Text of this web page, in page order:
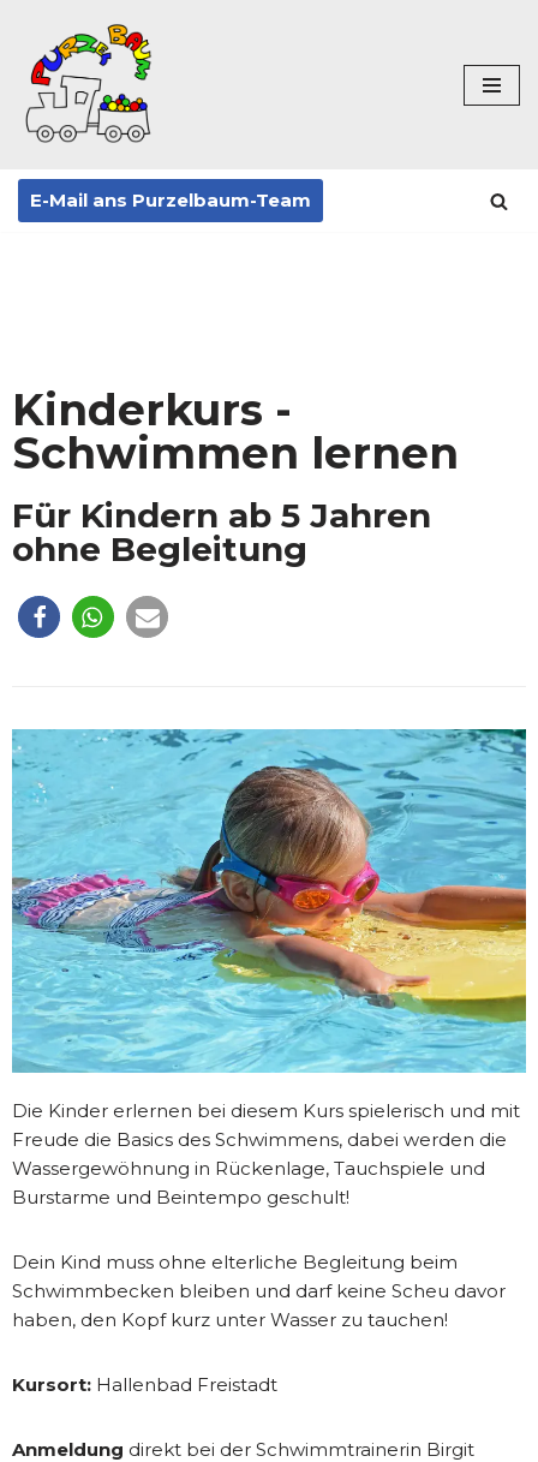
Zum
Inhalt
springen
E-Mail ans Purzelbaum-Team
Kinderkurs -
Schwimmen lernen
Für Kindern ab 5 Jahren
ohne Begleitung
Die Kinder erlernen bei diesem Kurs spielerisch und mit
Freude die Basics des Schwimmens, dabei werden die
Wassergewöhnung in Rückenlage, Tauchspiele und
Burstarme und Beintempo geschult!
Dein Kind muss ohne elterliche Begleitung beim
Schwimmbecken bleiben und darf keine Scheu davor
haben, den Kopf kurz unter Wasser zu tauchen!
Kursort: Hallenbad Freistadt
Anmeldung direkt bei der Schwimmtrainerin Birgit